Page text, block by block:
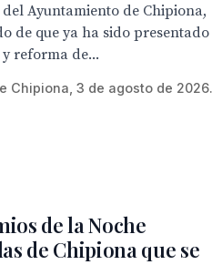
Ayuntamiento de Chipiona,
de que ya ha sido presentado
reforma de...
Chipiona, 3 de agosto de 2026.
de la Noche
de Chipiona que se